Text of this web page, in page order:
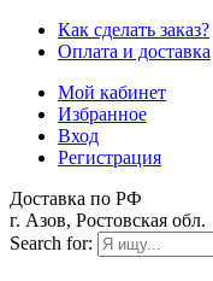
Как сделать заказ?
Оплата и доставка
Мой кабинет
Избранное
Вход
Регистрация
Доставка по РФ
г. Азов, Ростовская обл.
Search for: